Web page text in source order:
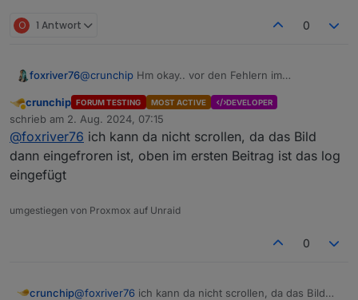
Spoiler
Edit:
Ich schätze, die Meldung kommt
jeweils vom Javascript-Adapter und
(lesend) aktiviert hat.
O 1 Antwort 0
foxriver76@crunchip Hm okay.. vor den Fehlern im
Endeffekt kann er bei setup first entweder nicht zur
DB verbinden oder es kommt vorher zu einem
Fehler den man auf dem Screenshot nicht sieht.
Abwesend
crunchip FORUM TESTING MOST ACTIVE DEVELOPER
schrieb am 2. Aug. 2024, 07:15
zuletzt editiert von
@foxriver76 ich kann da nicht scrollen, da das Bild
dann eingefroren ist, oben im ersten Beitrag ist das log
eingefügt
umgestiegen von Proxmox auf Unraid
0
crunchip@foxriver76 ich kann da nicht scrollen, da das Bild